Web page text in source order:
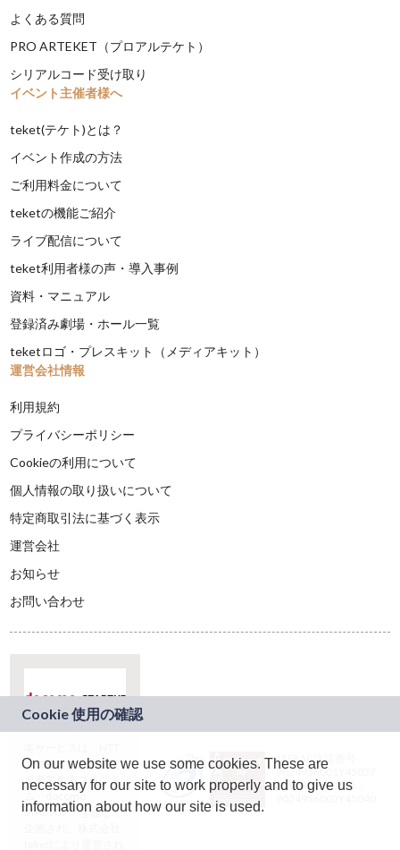
よくある質問
PRO ARTEKET（プロアルテケト）
シリアルコード受け取り
イベント主催者様へ
teket(テケト)とは？
イベント作成の方法
ご利用料金について
teketの機能ご紹介
ライブ配信について
teket利用者様の声・導入事例
資料・マニュアル
登録済み劇場・ホール一覧
teketロゴ・プレスキット（メディアキット）
運営会社情報
利用規約
プライバシーポリシー
Cookieの利用について
個人情報の取り扱いについて
特定商取引法に基づく表示
運営会社
お知らせ
お問い合わせ
ドコモグループの新
規事業創出プログラ
ム「docomo
STARTUP」を通じて
JASRAC許諾番号：
9024936001Y45037
JASRAC許諾番号：
On our website we use some cookies. These are
necessary for our site to work properly and to give us
information about how our site is used.